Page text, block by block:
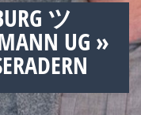
ツ
UG »